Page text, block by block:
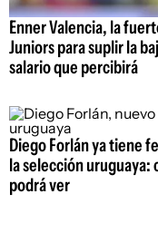
Enner Valencia, la
Juniors para suplir la
salario que percibirá
Diego Forlán ya tiene
la selección uruguaya:
podrá ver